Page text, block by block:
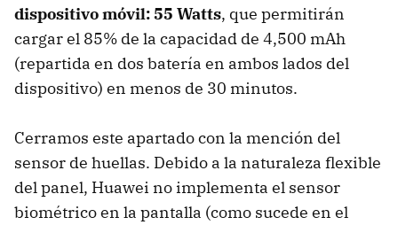
dispositivo móvil: 55 Watts, que permitirán
cargar el 85% de la capacidad de 4,500 mAh
(repartida en dos batería en ambos lados del
dispositivo) en menos de 30 minutos.
Cerramos este apartado con la mención del
sensor de huellas. Debido a la naturaleza flexible
del panel, Huawei no implementa el sensor
biométrico en la pantalla (como sucede en el